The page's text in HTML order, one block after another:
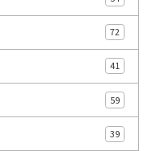
72
41
59
39